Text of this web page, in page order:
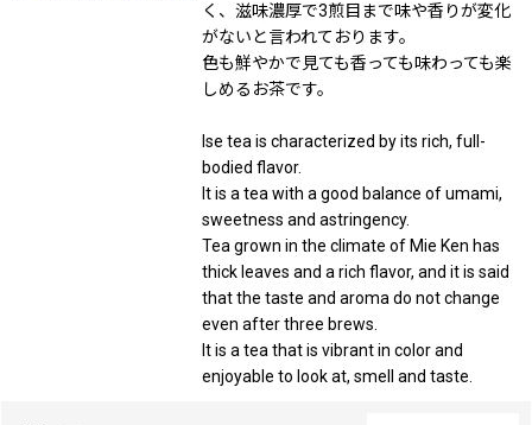
く、滋味濃厚で3煎目まで味や香りが変化
がないと言われております。
色も鮮やかで見ても香っても味わっても楽
しめるお茶です。
Ise tea is characterized by its rich, full-
bodied flavor.
It is a tea with a good balance of umami,
sweetness and astringency.
Tea grown in the climate of Mie Ken has
thick leaves and a rich flavor, and it is said
that the taste and aroma do not change
even after three brews.
It is a tea that is vibrant in color and
enjoyable to look at, smell and taste.